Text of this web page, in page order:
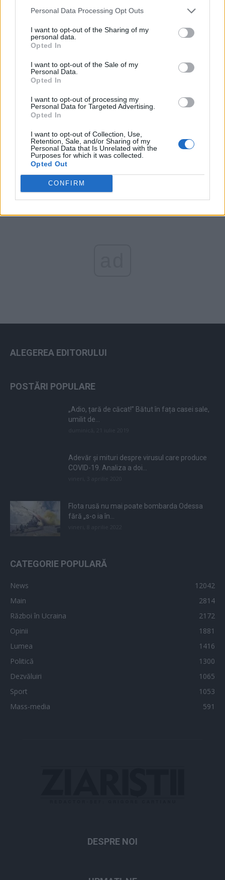
Personal Data Processing Opt Outs
I want to opt-out of the Sharing of my
personal data.
Opted In
I want to opt-out of the Sale of my
Personal Data.
Opted In
I want to opt-out of processing my
Personal Data for Targeted Advertising.
Opted In
I want to opt-out of Collection, Use,
Retention, Sale, and/or Sharing of my
Personal Data that Is Unrelated with the
Purposes for which it was collected.
Opted Out
CONFIRM
PNȚCD (Pavelescu)
PNCR (Terheș)
Partidul Patrioților (Surugiu)
România pe Primul Loc (Ponta)
Arhiva sondajelor
ALEGEREA EDITORULUI
POSTĂRI POPULARE
„Adio, țară de căcat!” Bătut în fața casei sale,
umilit de...
Adevăr și mituri despre virusul care produce
COVID-19. Analiza a doi...
Flota rusă nu mai poate bombarda Odessa
fără „s-o ia în...
CATEGORIE POPULARĂ
News
12042
Main
2814
Război în Ucraina
2172
Opinii
1881
Lumea
1416
Politică
1300
Dezvăluiri
1065
Sport
1053
Mass-media
591
DESPRE NOI